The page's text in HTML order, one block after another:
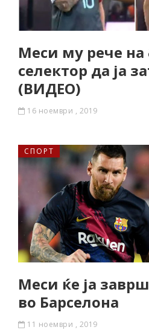
Меси му рече на
селектор да ја
(ВИДЕО)
16 ноември , 2019
СПОРТ
Меси ќе ја
во Барселона
11 ноември , 2019